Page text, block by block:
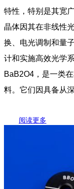
特性，特别是其宽
晶体因其在非线性
换、电光调制和量
计和实施高效光学
BaB2O4，是一类
料。它们因具备从
阅读更多